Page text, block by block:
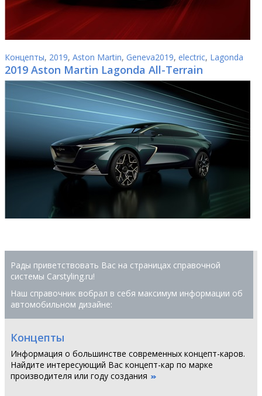
Концепты, 2019, Aston Martin, Geneva2019, electric, Lagonda
2019 Aston Martin Lagonda All-Terrain
Рады приветствовать Вас на страницах справочной
системы Сarstyling.ru!
Наш справочник вобрал в себя максимум информации об
автомобильном дизайне:
Концепты
Информация о большинстве современных концепт-каров.
Найдите интересующий Вас концепт-кар по марке
производителя или году создания